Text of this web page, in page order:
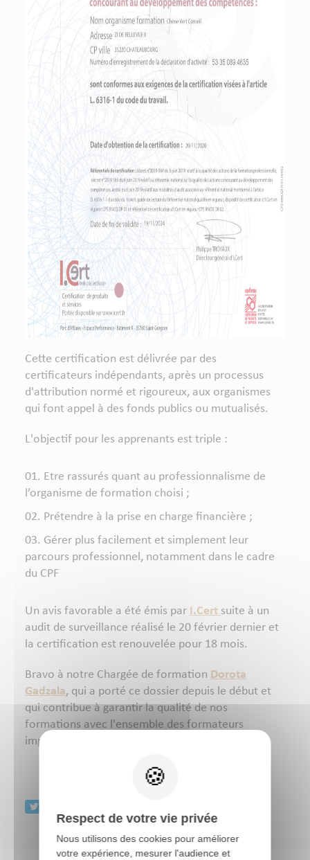
Cette certification est délivrée par des
certificateurs indépendants, après un processus
d'attribution normé et rigoureux, aux organismes
qui font appel à des fonds publics ou mutualisés.
L'objectif pour les apprenants est triple :
Etre rassurés quant au professionnalisme de
l’organisme de formation choisi ;
Prétendre à la prise en charge financière ;
Gérer plus facilement et simplement leur
parcours professionnel, notamment dans le cadre
du CPF
Un avis favorable a été émis par I.Cert suite à un
audit de surveillance réalisé le 20 février dernier et
la certification est renouvelée pour 18 mois.
Bravo à notre Chargée de formation Dorota
Gadzala, qui a porté ce dossier depuis le début et
qui contribue à garantir la qualité de nos
formations avec l'ensemble des formateurs
impliqués.
Respect de votre vie privée
Nous utilisons des cookies pour améliorer
votre expérience, mesurer l'audience et